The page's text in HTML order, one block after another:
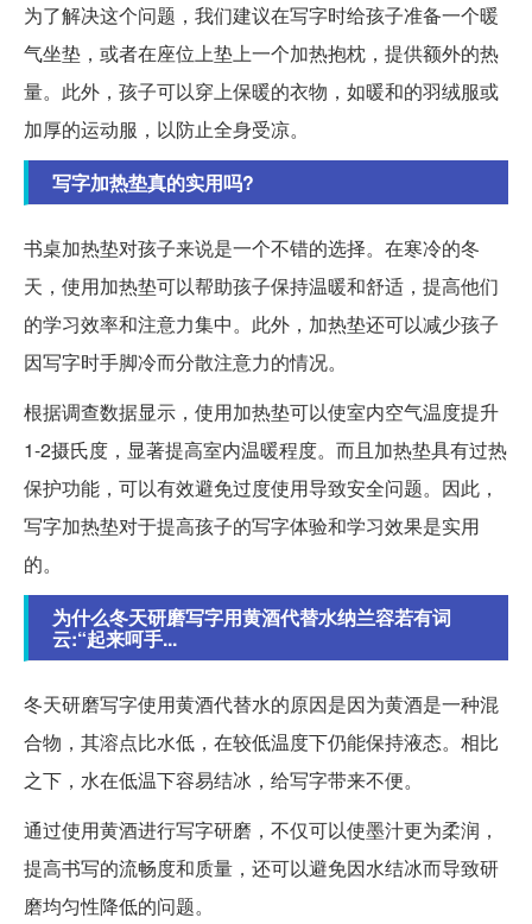
为了解决这个问题，我们建议在写字时给孩子准备一个暖
气坐垫，或者在座位上垫上一个加热抱枕，提供额外的热
量。此外，孩子可以穿上保暖的衣物，如暖和的羽绒服或
加厚的运动服，以防止全身受凉。
写字加热垫真的实用吗?
书桌加热垫对孩子来说是一个不错的选择。在寒冷的冬
天，使用加热垫可以帮助孩子保持温暖和舒适，提高他们
的学习效率和注意力集中。此外，加热垫还可以减少孩子
因写字时手脚冷而分散注意力的情况。
根据调查数据显示，使用加热垫可以使室内空气温度提升
1-2摄氏度，显著提高室内温暖程度。而且加热垫具有过热
保护功能，可以有效避免过度使用导致安全问题。因此，
写字加热垫对于提高孩子的写字体验和学习效果是实用
的。
为什么冬天研磨写字用黄酒代替水纳兰容若有词
云:“起来呵手...
冬天研磨写字使用黄酒代替水的原因是因为黄酒是一种混
合物，其溶点比水低，在较低温度下仍能保持液态。相比
之下，水在低温下容易结冰，给写字带来不便。
通过使用黄酒进行写字研磨，不仅可以使墨汁更为柔润，
提高书写的流畅度和质量，还可以避免因水结冰而导致研
磨均匀性降低的问题。